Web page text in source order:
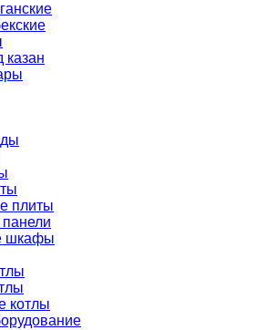
казан
плиты
шкафы
котлы